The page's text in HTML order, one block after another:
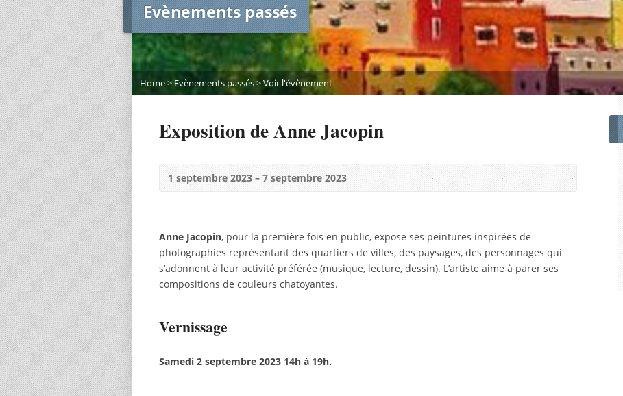
Evènements passés
Home> Evènements passés>Voir l'évènement
Exposition de Anne Jacopin
1 septembre 2023 – 7 septembre 2023
Anne Jacopin, pour la première fois en public, expose ses peintures inspirées de
photographies représentant des quartiers de villes, des paysages, des personnages qui
s’adonnent à leur activité préférée (musique, lecture, dessin). L’artiste aime à parer ses
compositions de couleurs chatoyantes.
Vernissage
Samedi 2 septembre 2023 14h à 19h.